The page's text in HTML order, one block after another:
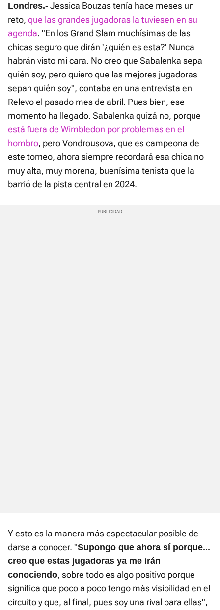
Londres.- Jessica Bouzas tenía hace meses un
reto, que las grandes jugadoras la tuviesen en su
agenda. "En los Grand Slam muchísimas de las
chicas seguro que dirán '¿quién es esta?' Nunca
habrán visto mi cara. No creo que Sabalenka sepa
quién soy, pero quiero que las mejores jugadoras
sepan quién soy", contaba en una entrevista en
Relevo el pasado mes de abril. Pues bien, ese
momento ha llegado. Sabalenka quizá no, porque
está fuera de Wimbledon por problemas en el
hombro, pero Vondrousova, que es campeona de
este torneo, ahora siempre recordará esa chica no
muy alta, muy morena, buenísima tenista que la
barrió de la pista central en 2024.
Y esto es la manera más espectacular posible de
darse a conocer. "Supongo que ahora sí porque...
creo que estas jugadoras ya me irán
conociendo, sobre todo es algo positivo porque
significa que poco a poco tengo más visibilidad en el
circuito y que, al final, pues soy una rival para ellas",